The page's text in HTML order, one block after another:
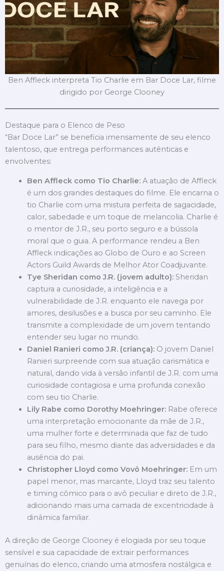
Ben Affleck interpreta Tio Charlie em Bar Doce Lar, filme
dirigido por George Clooney
Destaque para o Elenco de Peso
“Bar Doce Lar” se beneficia imensamente de seu elenco
talentoso, que entrega performances autênticas e
envolventes:
Ben Affleck como Tio Charlie:A atuação de Affleck
é um dos grandes destaques do filme. Ele encarna o
tio Charlie com uma mistura perfeita de sagacidade,
calor, sabedade e um toque de melancolia. Charlie é
o mentor de J.R., seu porto seguro e a bússola
moral que o guia. A performance rendeu a Ben
Affleck indicações ao Globo de Ouro e ao Screen
Actors Guild Awards de Melhor Ator Coadjuvante.
Tye Sheridan como J.R. (jovem adulto):Sheridan
captura a curiosidade, a inteligência e a
vulnerabilidade de J.R. enquanto ele navega por
amores, desilusões e a busca por seu caminho. Ele
transmite a complexidade de um jovem tentando
entender seu lugar no mundo.
Daniel Ranieri como J.R. (criança):O jovem Daniel
Ranieri surpreende com sua atuação carismática e
natural, dando vida à versão infantil de J.R. com uma
curiosidade contagiosa e uma profunda conexão
com seu tio Charlie.
Lily Rabe como Dorothy Moehringer:Rabe oferece
uma interpretação emocionante da mãe de J.R.,
uma mulher forte e determinada que faz de tudo
para seu filho, mesmo diante das adversidades e da
ausência do pai.
Christopher Lloyd como Vovô Moehringer:Em um
papel menor, mas marcante, Lloyd traz seu talento
e timing cômico para o avô peculiar e direto de J.R.,
adicionando mais uma camada de excentricidade à
dinâmica familiar.
A direção de George Clooney é elogiada por seu toque
sensível e sua capacidade de extrair performances
genuínas do elenco, criando uma atmosfera nostálgica e